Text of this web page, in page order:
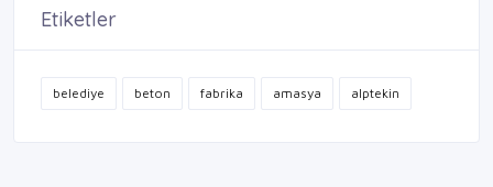
Etiketler
belediye beton fabrika amasya alptekin